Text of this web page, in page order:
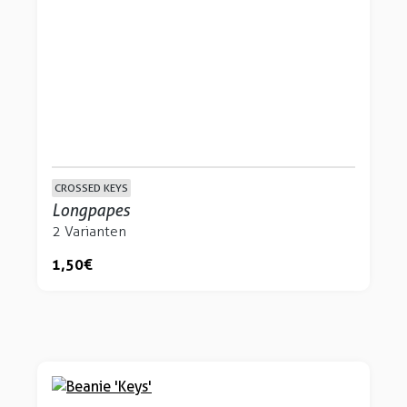
CROSSED KEYS
Longpapes
2 Varianten
1,50 €